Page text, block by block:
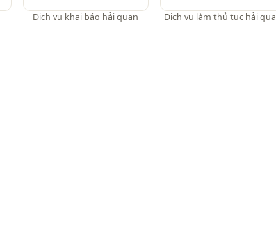
Dịch vụ khai báo hải quan Dịch vụ làm thủ tục hải